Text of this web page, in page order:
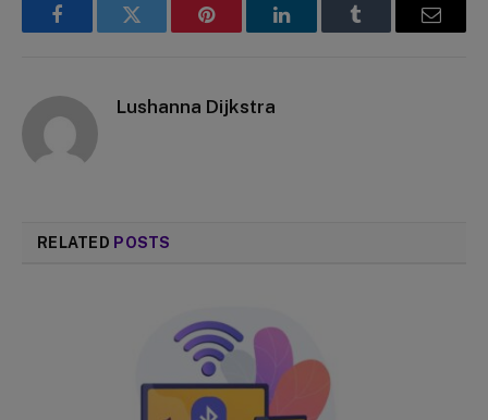
FacebookTwitter Pinterest LinkedInTumblr Email
Lushanna Dijkstra
RELATED POSTS